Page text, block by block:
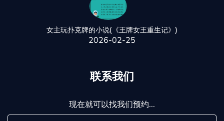
女主玩扑克牌的小说(《王牌女王重生记》)
2026-02-25
联系我们
现在就可以找我们预约...